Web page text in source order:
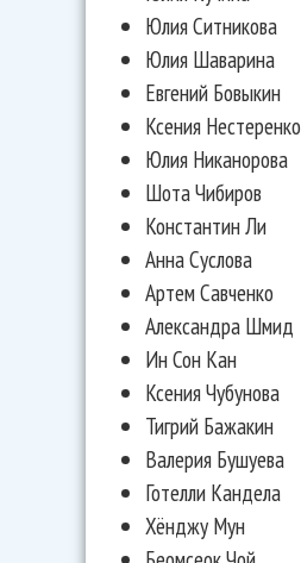
Юлия Ситникова
Юлия Шаварина
Евгений Бовыкин
Ксения Нестеренко
Юлия Никанорова
Шота Чибиров
Константин Ли
Анна Суслова
Артем Савченко
Александра Шмид
Ин Сон Кан
Ксения Чубунова
Тигрий Бажакин
Валерия Бушуева
Готелли Кандела
Хёнджу Мун